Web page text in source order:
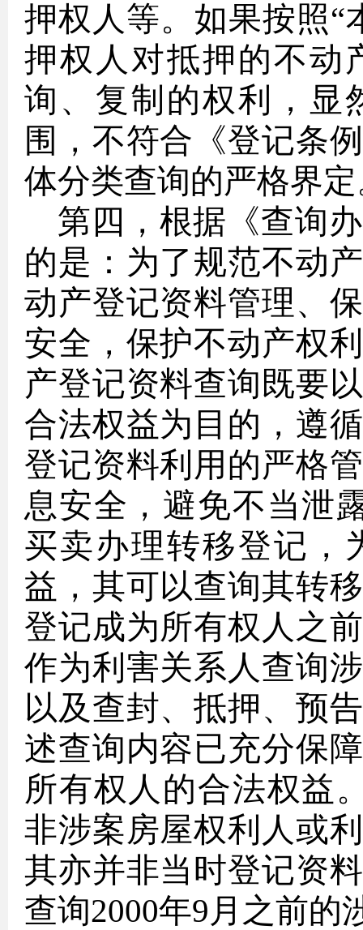
押权人等。如果按照“
押权人对抵押的不动
询、复制的权利，显
围，不符合《登记条
体分类查询的严格界
第四，根据《查询
的是：为了规范不动
动产登记资料管理、
安全，保护不动产权
产登记资料查询既要
合法权益为目的，遵
登记资料利用的严格
息安全，避免不当泄
买卖办理转移登记，
益，其可以查询其转
登记成为所有权人之
作为利害关系人查询
以及查封、抵押、预
述查询内容已充分保
所有权人的合法权益
非涉案房屋权利人或
其亦并非当时登记资
查询2000年9月之前的